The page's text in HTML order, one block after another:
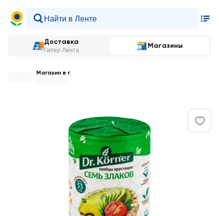
Доставка
Гипер Лента
Магазины
Магазин в г.